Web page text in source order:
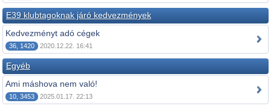
E39 klubtagoknak járó kedvezmények
Kedvezményt adó cégek
36, 1420 2020.12.22. 16:41
Egyéb
Ami máshova nem való!
10, 3453 2025.01.17. 22:13